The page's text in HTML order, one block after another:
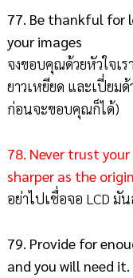
77. Be thankful for
your images
จงขอบคุณด้วยหัวใจเ
ยาวเหยียด และเปี่ยม
ก่อนจะขอบคุณก็ได้)
78. Never trust
sharper as the
อย่าไปเชื่อจอ LCD มั
79. Provide for
and you will need it.